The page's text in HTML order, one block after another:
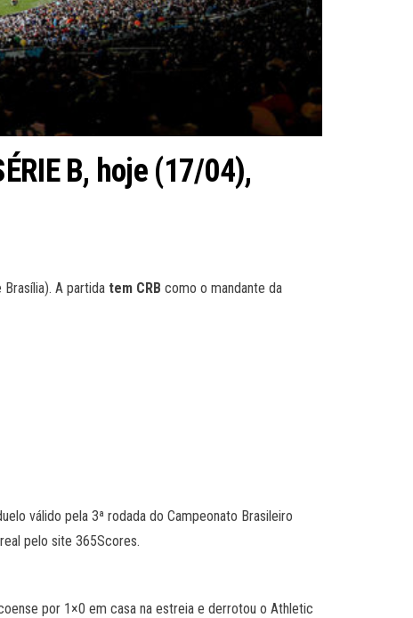
B, hoje (17/04),
Brasília). A partida tem CRB como o mandante da
válido pela 3ª rodada do Campeonato Brasileiro
pelo site 365Scores.
por 1×0 em casa na estreia e derrotou o Athletic